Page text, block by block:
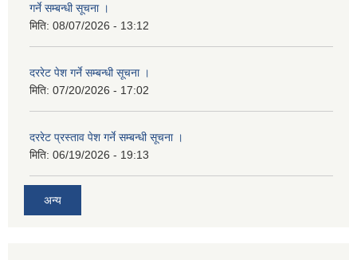
गर्ने सम्बन्धी सूचना ।
मिति: 08/07/2026 - 13:12
दररेट पेश गर्ने सम्बन्धी सूचना ।
मिति: 07/20/2026 - 17:02
दररेट प्रस्ताव पेश गर्ने सम्बन्धी सूचना ।
मिति: 06/19/2026 - 19:13
अन्य